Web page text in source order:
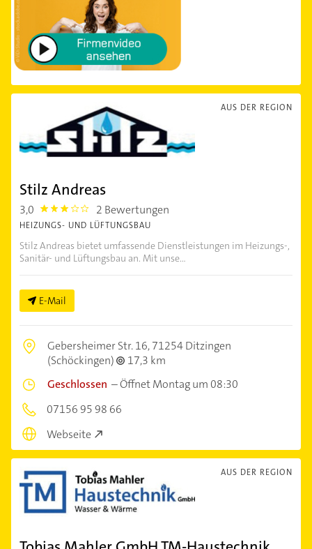
AUS DER REGION
Stilz Andreas
3,0 3.0 2 Bewertungen
HEIZUNGS- UND LÜFTUNGSBAU
Stilz Andreas bietet umfassende Dienstleistungen im Heizungs-,
Sanitär- und Lüftungsbau an. Mit unse...
E-Mail
Gebersheimer Str. 16,71254 Ditzingen
(Schöckingen)
17,3 km
Geschlossen –Öffnet Montag um 08:30
07156 95 98 66
Webseite
AUS DER REGION